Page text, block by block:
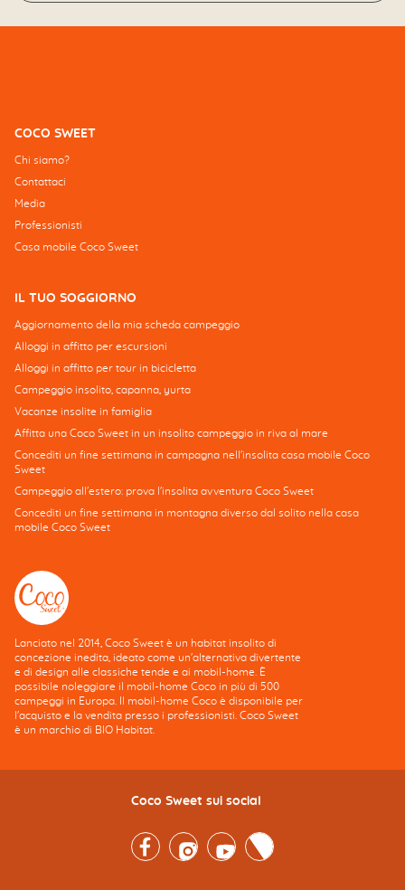
COCO SWEET
Chi siamo?
Contattaci
Media
Professionisti
Casa mobile Coco Sweet
IL TUO SOGGIORNO
Aggiornamento della mia scheda campeggio
Alloggi in affitto per escursioni
Alloggi in affitto per tour in bicicletta
Campeggio insolito, capanna, yurta
Vacanze insolite in famiglia
Affitta una Coco Sweet in un insolito campeggio in riva al mare
Concediti un fine settimana in campagna nell'insolita casa mobile Coco
Sweet
Campeggio all'estero: prova l'insolita avventura Coco Sweet
Concediti un fine settimana in montagna diverso dal solito nella casa
mobile Coco Sweet
Lanciato nel 2014, Coco Sweet è un habitat insolito di
concezione inedita, ideato come un'alternativa divertente
e di design alle classiche tende e ai mobil-home. È
possibile noleggiare il mobil-home Coco in più di 500
campeggi in Europa. Il mobil-home Coco è disponibile per
l'acquisto e la vendita presso i professionisti. Coco Sweet
è un marchio di BIO Habitat.
Coco Sweet sui social
FacebookInstagramYoutubeTwitter